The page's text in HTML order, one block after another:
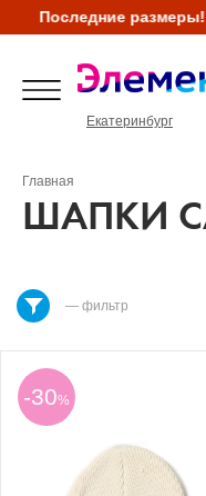
Последние
Екатеринбург
Главная
ШАПКИ
— фильтр
-30%